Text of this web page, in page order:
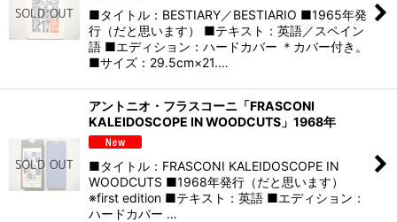
■タイトル：BESTIARY／BESTIARIO ■1965年発
行（だと思います） ■テキスト：英語／スペイン
語 ■エディション：ハードカバー ＊カバー付き。
■サイズ：29.5cm×21.…
アントニオ・フラスコーニ「FRASCONI
KALEIDOSCOPE IN WOODCUTS」1968年
■タイトル：FRASCONI KALEIDOSCOPE IN
WOODCUTS ■1968年発行（だと思います）
※first edition ■テキスト：英語 ■エディション：
ハードカバー …